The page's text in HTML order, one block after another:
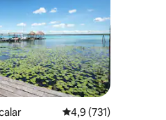
146 avaliações4,9 de uma avaliação
4,9 (731)